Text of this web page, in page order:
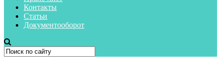
Контакты
Статьи
Документооборот